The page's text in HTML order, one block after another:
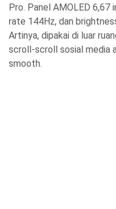
Pro. Panel AMOLED 6,67
rate 144Hz, dan
Artinya, dipakai di luar
scroll-scroll sosial media
smooth.